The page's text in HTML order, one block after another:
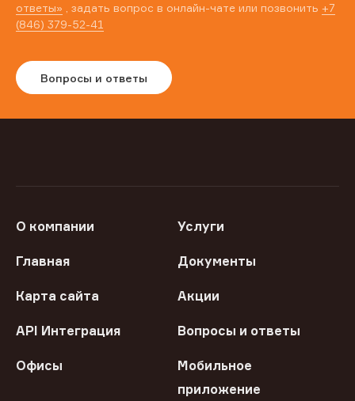
ответы» , задать вопрос в онлайн-чате или позвонить +7
(846) 379-52-41
Вопросы и ответы
О компании Услуги
Главная Документы
Карта сайта Акции
API Интеграция Вопросы и ответы
Офисы
Мобильное
приложение